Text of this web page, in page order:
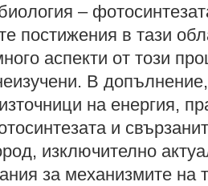
–
постижения в тази
аспекти от този
В
на енергия,
и
изключително
за механизмите на